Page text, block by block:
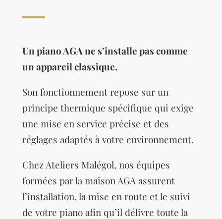
Un piano AGA ne s’installe pas comme
un appareil classique.
Son fonctionnement repose sur un
principe thermique spécifique qui exige
une mise en service précise et des
réglages adaptés à votre environnement.
Chez Ateliers Malégol, nos équipes
formées par la maison AGA assurent
l’installation, la mise en route et le suivi
de votre piano afin qu’il délivre toute la